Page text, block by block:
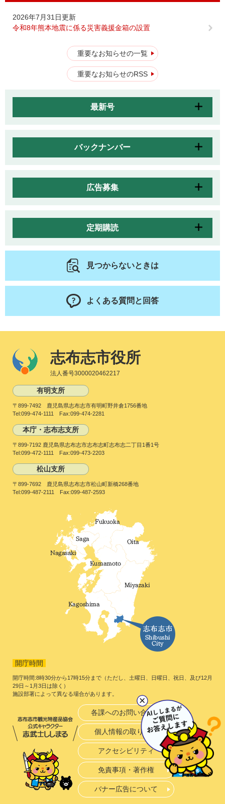
2026年7月31日更新
令和8年熊本地震に係る災害義援金箱の設置
重要なお知らせの一覧
重要なお知らせのRSS
最新号
バックナンバー
広告募集
定期購読
見つからないときは
よくある質問と回答
志布志市役所
法人番号3000020462217
有明支所
〒899-7492 鹿児島県志布志市有明町野井倉1756番地
Tel:099-474-1111 Fax:099-474-2281
本庁・志布志支所
〒899-7192 鹿児島県志布志市志布志町志布志二丁目1番1号
Tel:099-472-1111 Fax:099-473-2203
松山支所
〒899-7692 鹿児島県志布志市松山町新橋268番地
Tel:099-487-2111 Fax:099-487-2593
開庁時間
開庁時間:8時30分から17時15分まで（ただし、土曜日、日曜日、祝日、及び12月
29日～1月3日は除く）
施設部署によって異なる場合があります。
各課へのお問い合わせ
個人情報の取り扱い
アクセシビリティ
免責事項・著作権
バナー広告について